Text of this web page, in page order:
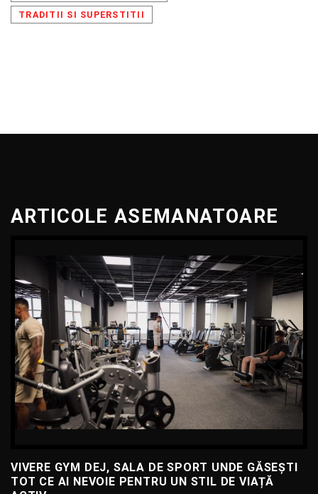
TRADITII SI SUPERSTITII
ARTICOLE ASEMANATOARE
VIVERE GYM DEJ, SALA DE SPORT UNDE GĂSEȘTI
TOT CE AI NEVOIE PENTRU UN STIL DE VIAȚĂ